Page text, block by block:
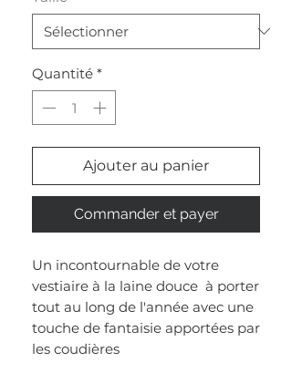
Quantité *
Ajouter au panier
Commander et payer
Un incontournable de votre
vestiaire à la laine douce à porter
tout au long de l'année avec une
touche de fantaisie apportées par
les coudières